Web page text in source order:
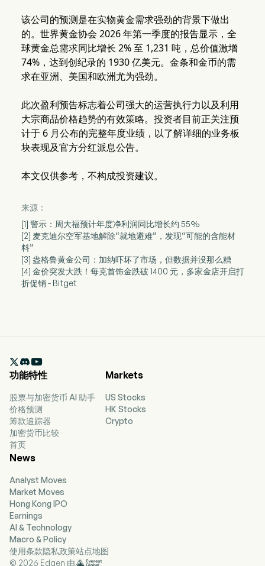
该公司的预测是在实物黄金需求强劲的背景下做出
的。世界黄金协会 2026 年第一季度的报告显示，全
球黄金总需求同比增长 2% 至 1,231 吨，总价值激增
74%，达到创纪录的 1930 亿美元。金条和金币的需
求在亚洲、美国和欧洲尤为强劲。
此次盈利预告标志着公司强大的运营执行力以及利用
大宗商品价格趋势的有效策略。投资者目前正关注预
计于 6 月公布的完整年度业绩，以了解详细的业务板
块表现及官方分红派息公告。
本文仅供参考，不构成投资建议。
来源：
[1] 警示：周大福预计年度净利润同比增长约 55%
[2] 麦克迪尔空军基地解除“就地避难”，发现“可能的含能材
料”
[3] 盎格鲁黄金公司：加纳吓坏了市场，但数据并没那么糟
[4] 金价突发大跌！每克首饰金跌破 1400 元，多家金店开启打
折促销 - Bitget

功能特性
股票与加密货币 AI 助手
价格预测
筹款追踪器
加密货币比较
首页
Markets
US Stocks
HK Stocks
Crypto
News
Analyst Moves
Market Moves
Hong Kong IPO
Earnings
AI & Technology
Macro & Policy
使用条款隐私政策站点地图
© 2026 Edgen 由